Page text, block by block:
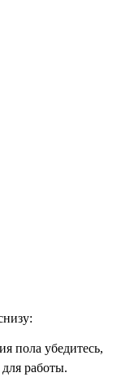
пола убедитесь,
работы.